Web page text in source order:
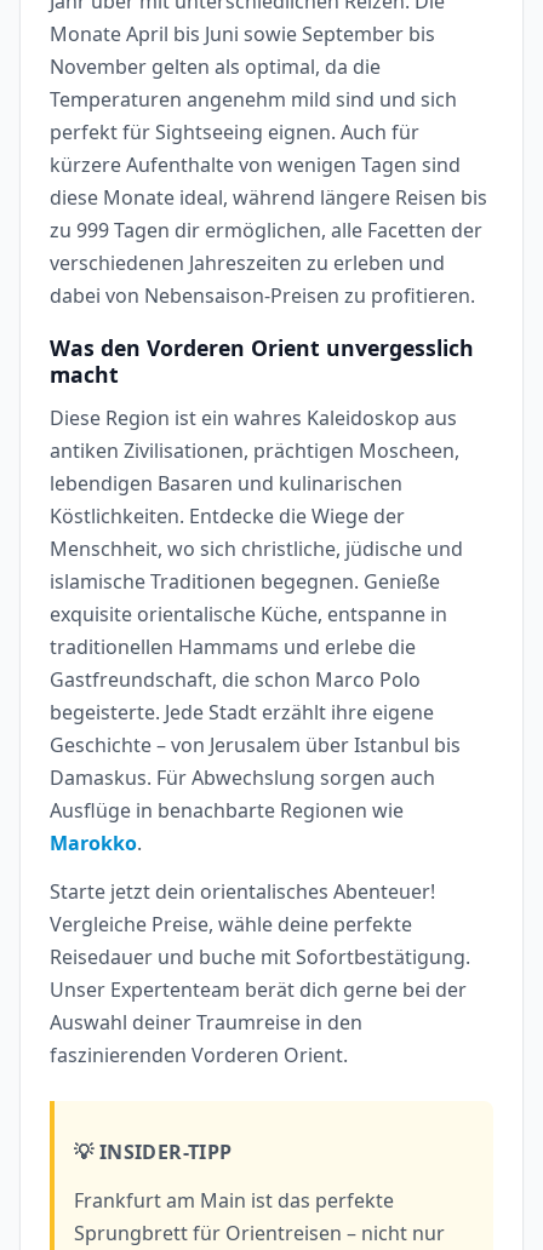
Monate April bis Juni sowie September bis
November gelten als optimal, da die
Temperaturen angenehm mild sind und sich
perfekt für Sightseeing eignen. Auch für
kürzere Aufenthalte von wenigen Tagen sind
diese Monate ideal, während längere Reisen bis
zu 999 Tagen dir ermöglichen, alle Facetten der
verschiedenen Jahreszeiten zu erleben und
dabei von Nebensaison-Preisen zu profitieren.
Was den Vorderen Orient unvergesslich
macht
Diese Region ist ein wahres Kaleidoskop aus
antiken Zivilisationen, prächtigen Moscheen,
lebendigen Basaren und kulinarischen
Köstlichkeiten. Entdecke die Wiege der
Menschheit, wo sich christliche, jüdische und
islamische Traditionen begegnen. Genieße
exquisite orientalische Küche, entspanne in
traditionellen Hammams und erlebe die
Gastfreundschaft, die schon Marco Polo
begeisterte. Jede Stadt erzählt ihre eigene
Geschichte – von Jerusalem über Istanbul bis
Damaskus. Für Abwechslung sorgen auch
Ausflüge in benachbarte Regionen wie
Marokko.
Starte jetzt dein orientalisches Abenteuer!
Vergleiche Preise, wähle deine perfekte
Reisedauer und buche mit Sofortbestätigung.
Unser Expertenteam berät dich gerne bei der
Auswahl deiner Traumreise in den
faszinierenden Vorderen Orient.
💡 INSIDER-TIPP
Frankfurt am Main ist das perfekte
Sprungbrett für Orientreisen – nicht nur